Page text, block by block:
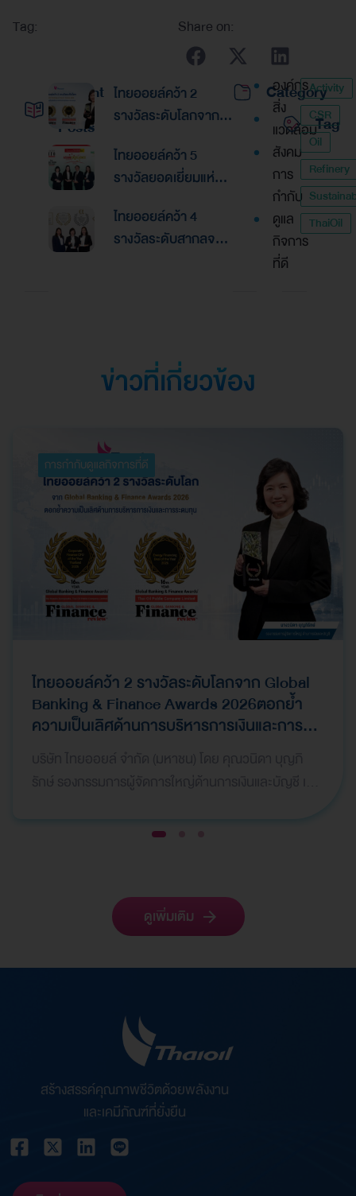
Tag:
Share on:
Recent
Posts
ไทยออยล์คว้า 2
รางวัลระดับโลกจาก
Finance Awards
2026ตอกย้ำความเป็น
เลิศด้านการบริหาร
การเงินและการระดม
ทุน
ไทยออยล์คว้า 5
รางวัลยอดเยี่ยมแห่ง
รางวัล “Asian
Excellence Award
ไทยออยล์คว้า 4
รางวัลระดับสากลจาก
Category
องค์กร
สิ่ง
แวดล้อม
สังคม
การ
กำกับ
ดูแล
กิจการ
ที่ดี
Tag
Activity
CSR
Oil
Refinery
ThaiOil
ข่าวที่เกี่ยวข้อง
การกำกับดูแลกิจการที่ดี
ไทยออยล์คว้า 2 รางวัลระดับโลกจาก Global
Banking & Finance Awards 2026ตอกย้ำ
ความเป็นเลิศด้านการบริหารการเงินและการ
ดูเพิ่มเติม
สร้างสรรค์คุณภาพชีวิตด้วยพลังงาน
และเคมีภัณฑ์ที่ยั่งยืน